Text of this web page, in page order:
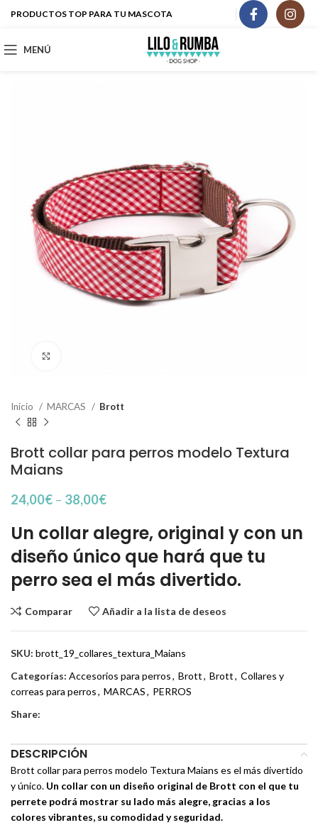
PRODUCTOS TOP PARA TU MASCOTA
MENÚ
Inicio MARCAS Brott
Brott collar para perros modelo Textura
Maians
24,00€ – 38,00€
Un collar alegre, original y con un
diseño único que hará que tu
perro sea el más divertido.
Comparar Añadir a la lista de deseos
SKU: brott_19_collares_textura_Maians
Categorías: Accesorios para perros, Brott, Brott, Collares y
correas para perros, MARCAS, PERROS
Share:
DESCRIPCIÓN
Brott collar para perros modelo Textura Maians es el más divertido
y único. Un collar con un diseño original de Brott con el que tu
perrete podrá mostrar su lado más alegre, gracias a los
colores vibrantes, su comodidad y seguridad.